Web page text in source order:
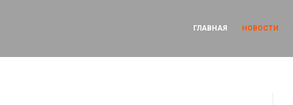
ГЛАВНАЯ НОВОСТИ